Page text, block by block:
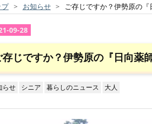
プ > お知らせ > ご存じですか？伊勢原の『
-09-28
存じですか？伊勢原の『日向薬
らせ シニア 暮らしのニュース 大人